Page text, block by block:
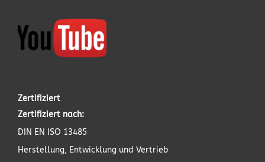
Zertifiziert
Zertifiziert nach:
DIN EN ISO 13485
Herstellung, Entwicklung und Vertrieb